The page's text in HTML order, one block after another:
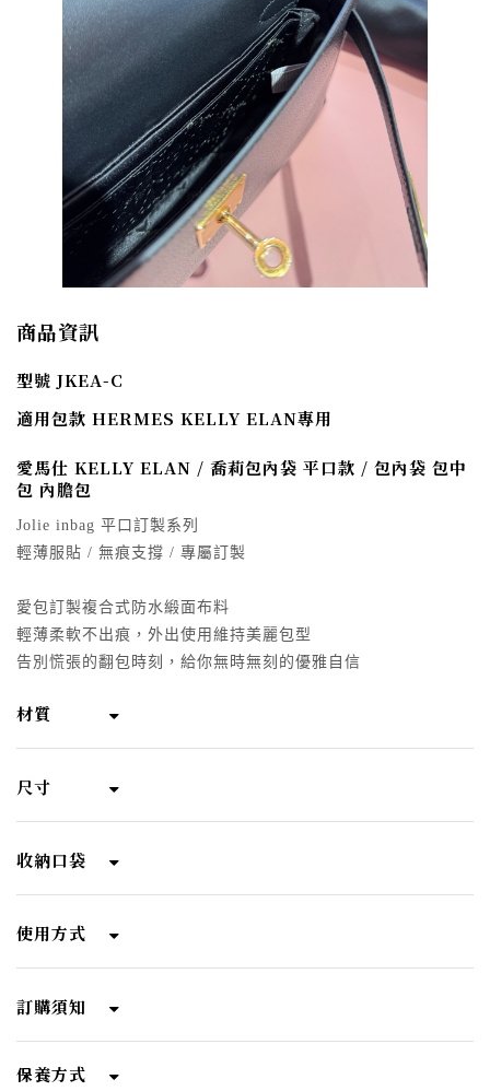
商品資訊
型號 JKEA-C
適用包款 HERMES KELLY ELAN專用
愛馬仕 KELLY ELAN / 喬莉包內袋 平口款 / 包內袋 包中
包 內膽包
Jolie inbag 平口訂製系列
輕薄服貼 / 無痕支撐 / 專屬訂製
愛包訂製複合式防水緞面布料
輕薄柔軟不出痕，外出使用維持美麗包型
告別慌張的翻包時刻，給你無時無刻的優雅自信
材質
尺寸
收納口袋
使用方式
訂購須知
保養方式